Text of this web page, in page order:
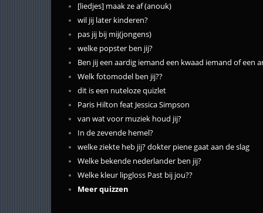
[liedjes] maak ze af (anouk)
wil jij later kinderen?
pas jij bij mij(jongens)
welke popster ben jij?
Ben jij een aardig iemand een kwaad iemand of een
Welk fotomodel ben jij??
dit is een nuteloze quizlet
Paris Hilton feat Jessica Simpson
van wat voor muziek houd jij?
In de zevende hemel?
welke ziekte heb jij? dokter piene gaat aan de slag
Welke bekende nederlander ben jij?
Welke kleur lipgloss Past bij jou??
Meer quizzen